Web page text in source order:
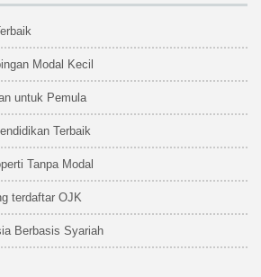
Modal Kecil
untuk Pemula
Terbaik
Tanpa Modal
terdaftar OJK
Berbasis Syariah